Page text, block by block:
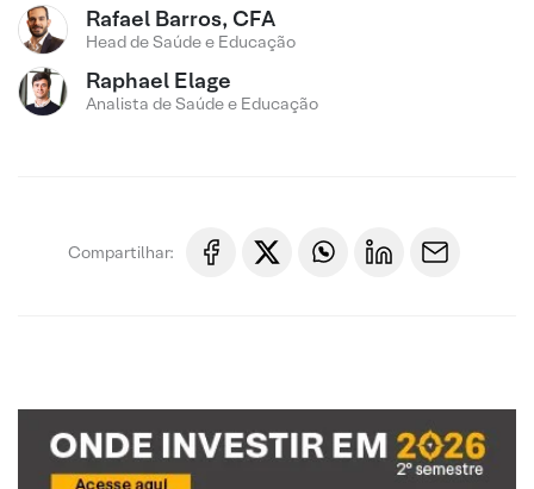
Rafael Barros, CFA
Head de Saúde e Educação
Raphael Elage
Analista de Saúde e Educação
Compartilhar: